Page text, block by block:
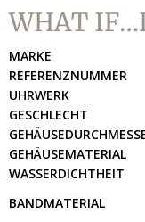
WHAT
MARKE
REFERENZNUMMER
UHRWERK
GESCHLECHT
GEHÄUSEMATERIAL
WASSERDICHTHEIT
BANDMATERIAL